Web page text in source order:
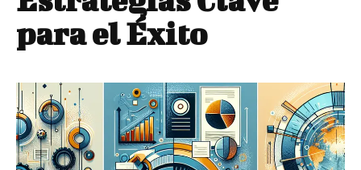
para el Éxito